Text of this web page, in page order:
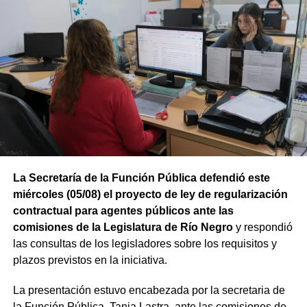
La compañía está integrada por Pan American Energy,
YPF, Pampa Energía, Harbour Energy y Golar LNG. En
una segunda instancia se incorporará el buque MKII, con
lo que ambas unidades alcanzarán una capacidad
conjunta cercana a los 6 millones de toneladas de GNL
por año.
Río Negro se prepara para exportar
El avance del Hilli Episeyo se integra a las obras e
inversiones que se desarrollan para vincular la
producción de gas con la futura terminal flotante. El
proyecto contempla infraestructura terrestre y submarina,
instalaciones de compresión y sistemas de amarre frente
Esta nueva etapa productiva posiciona al Golfo San
La Secretaría de la Función Pública defendió este
miércoles (05/08) el proyecto de ley de regularización
contractual para agentes públicos ante las
comisiones de la Legislatura de Río Negroy respondió
las consultas de los legisladores sobre los requisitos y
plazos previstos en la iniciativa.
La presentación estuvo encabezada por la secretaria de